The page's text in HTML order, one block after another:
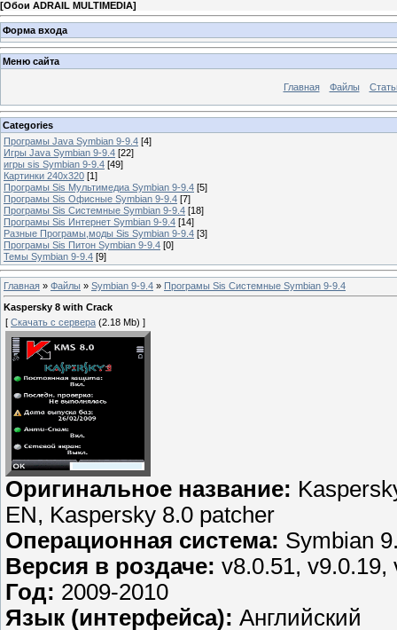
[Обои ADRAIL MULTIMEDIA]
Форма входа
Меню сайта
Главная Файлы
Categories
Програмы Java Symbian 9-9.4 [4]
Игры Java Symbian 9-9.4 [22]
игры sis Symbian 9-9.4 [49]
Картинки 240x320 [1]
Програмы Sis Мультимедиа Symbian 9-9.4 [5]
Програмы Sis Офисные Symbian 9-9.4 [7]
Програмы Sis Системные Symbian 9-9.4 [18]
Програмы Sis Интернет Symbian 9-9.4 [14]
Разные Програмы,моды Sis Symbian 9-9.4 [3]
Програмы Sis Питон Symbian 9-9.4 [0]
Темы Symbian 9-9.4 [9]
Главная » Файлы » Symbian 9-9.4 » Програмы Sis Системные Symbian 9-9.4
Kaspersky 8 with Crack
[ Скачать с сервера (2.18 Mb) ]
Оригинальное название:
EN, Kaspersky 8.0 patcher
Операционная система: Symbian
Версия в роздаче: v8.0.51, v9.0.19,
Год: 2009-2010
Язык (интерфейса): Английский